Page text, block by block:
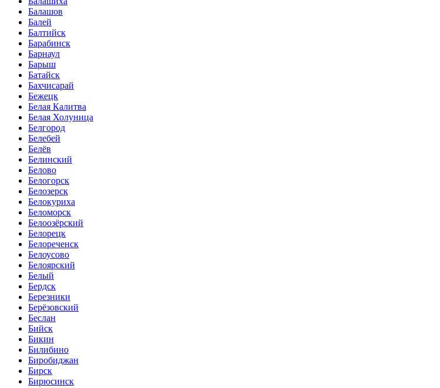
Балашов
Балей
Балтийск
Барабинск
Барнаул
Барыш
Батайск
Бахчисарай
Бежецк
Белая Калитва
Белая Холуница
Белгород
Белебей
Белёв
Белинский
Белово
Белогорск
Белозерск
Белокуриха
Беломорск
Белоозёрский
Белорецк
Белореченск
Белоусово
Белоярский
Белый
Бердск
Березники
Берёзовский
Беслан
Бийск
Бикин
Билибино
Биробиджан
Бирск
Бирюсинск